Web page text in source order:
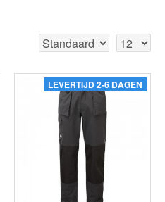
LEVERTIJD 2-6 DAGEN